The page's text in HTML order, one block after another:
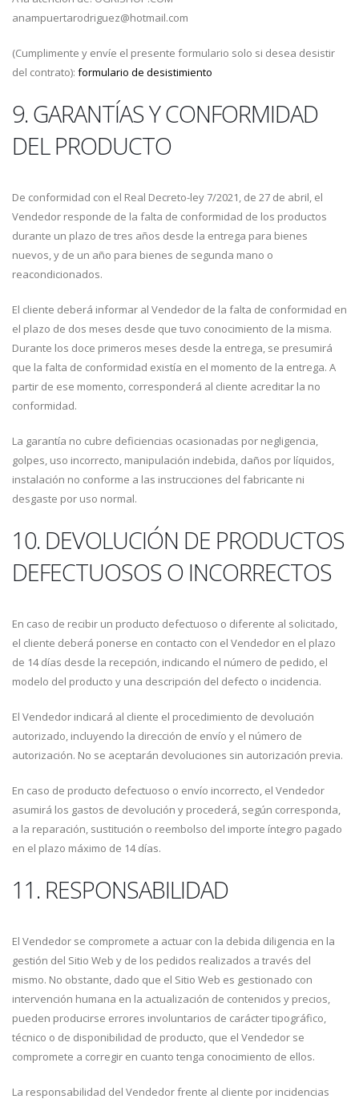
anampuertarodriguez@hotmail.com
(Cumplimente y envíe el presente formulario solo si desea desistir
del contrato): formulario de desistimiento
9. GARANTÍAS Y CONFORMIDAD
DEL PRODUCTO
De conformidad con el Real Decreto-ley 7/2021, de 27 de abril, el
Vendedor responde de la falta de conformidad de los productos
durante un plazo de tres años desde la entrega para bienes
nuevos, y de un año para bienes de segunda mano o
reacondicionados.
El cliente deberá informar al Vendedor de la falta de conformidad en
el plazo de dos meses desde que tuvo conocimiento de la misma.
Durante los doce primeros meses desde la entrega, se presumirá
que la falta de conformidad existía en el momento de la entrega. A
partir de ese momento, corresponderá al cliente acreditar la no
conformidad.
La garantía no cubre deficiencias ocasionadas por negligencia,
golpes, uso incorrecto, manipulación indebida, daños por líquidos,
instalación no conforme a las instrucciones del fabricante ni
desgaste por uso normal.
10. DEVOLUCIÓN DE PRODUCTOS
DEFECTUOSOS O INCORRECTOS
En caso de recibir un producto defectuoso o diferente al solicitado,
el cliente deberá ponerse en contacto con el Vendedor en el plazo
de 14 días desde la recepción, indicando el número de pedido, el
modelo del producto y una descripción del defecto o incidencia.
El Vendedor indicará al cliente el procedimiento de devolución
autorizado, incluyendo la dirección de envío y el número de
autorización. No se aceptarán devoluciones sin autorización previa.
En caso de producto defectuoso o envío incorrecto, el Vendedor
asumirá los gastos de devolución y procederá, según corresponda,
a la reparación, sustitución o reembolso del importe íntegro pagado
en el plazo máximo de 14 días.
11. RESPONSABILIDAD
El Vendedor se compromete a actuar con la debida diligencia en la
gestión del Sitio Web y de los pedidos realizados a través del
mismo. No obstante, dado que el Sitio Web es gestionado con
intervención humana en la actualización de contenidos y precios,
pueden producirse errores involuntarios de carácter tipográfico,
técnico o de disponibilidad de producto, que el Vendedor se
compromete a corregir en cuanto tenga conocimiento de ellos.
La responsabilidad del Vendedor frente al cliente por incidencias